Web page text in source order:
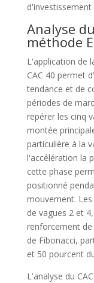
Analyse
méthode
L'application de
CAC 40 permet
tendance et de
périodes de
repérer les cinq
montée
particulière à la
l'accélération la
cette phase
positionné
mouvement.
de vagues 2 et
renforcement
de Fibonacci,
et 50 pourcent
L'analyse du